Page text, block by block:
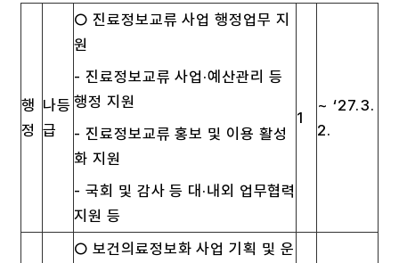
행
정
나등
급
○ 진료정보교류 사업 행정업무 지
원
- 진료정보교류 사업·예산관리 등
행정 지원
- 진료정보교류 홍보 및 이용 활성
화 지원
- 국회 및 감사 등 대·내외 업무협력
지원 등
1
~ ‘27.3.
2.
○ 보건의료정보화 사업 기획 및 운